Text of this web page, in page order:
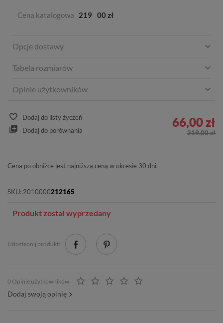
Cena katalogowa 219 00 zł
Opcje dostawy
Tabela rozmiarów
Opinie użytkowników
Dodaj do listy życzeń
Dodaj do porównania
66,00 zł
219,00 zł
Cena po obniżce jest najniższą ceną w okresie 30 dni.
SKU: 2010000212165
Produkt został wyprzedany
Udostępnij produkt:
0 Opinie użytkowników
Dodaj swoją opinię